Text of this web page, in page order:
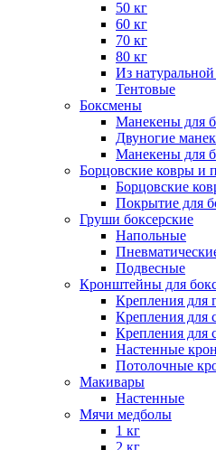
50 кг
60 кг
70 кг
80 кг
Из
Тентовые
Боксмены
Манекены для
Двуногие
Манекены для
Борцовские ковры и
Борцовские
Покрытие для
Груши боксерские
Напольные
Подвесные
Кронштейны для
Крепления для
Крепления для
Крепления для
Настенные
Потолочные
Макивары
Настенные
Мячи медболы
1 кг
2 кг